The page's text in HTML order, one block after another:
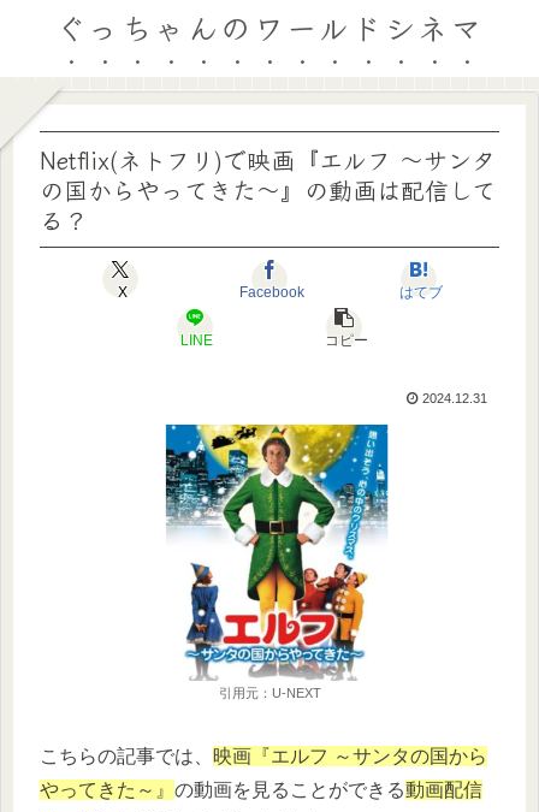
ぐっちゃんのワールドシネマ
Netflix(ネトフリ)で映画『エルフ ～サンタ
の国からやってきた～』の動画は配信して
る？
X Facebook はてブ
LINE コピー
2024.12.31
引用元：U-NEXT
こちらの記事では、 映画『エルフ ～サンタの国から
やってきた～』 の動画を見ることができる動画配信